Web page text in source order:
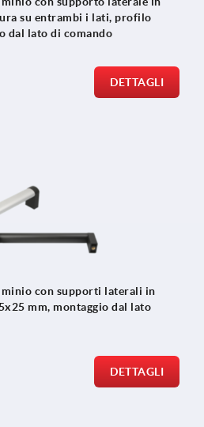
su entrambi i lati, profilo
dal lato di comando
DETTAGLI
con supporti laterali in
mm, montaggio dal lato
DETTAGLI